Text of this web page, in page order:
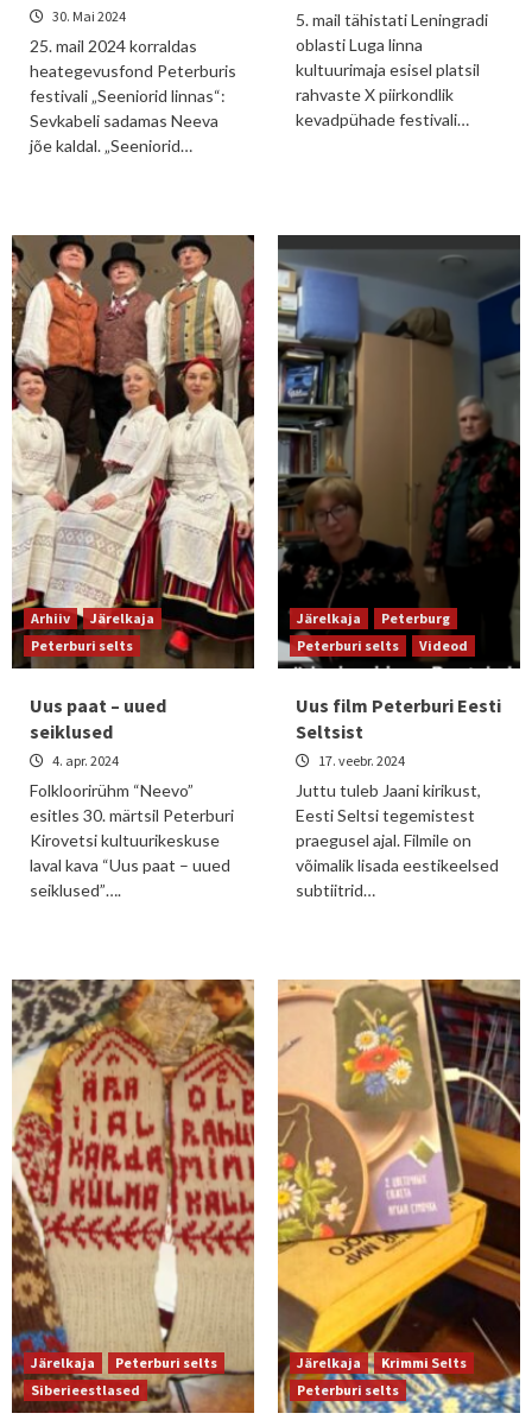
30. Mai 2024
25. mail 2024 korraldas
heategevusfond Peterburis
festivali „Seeniorid linnas“:
Sevkabeli sadamas Neeva
jõe kaldal. „Seeniorid…
5. mail tähistati Leningradi
oblasti Luga linna
kultuurimaja esisel platsil
rahvaste X piirkondlik
kevadpühade festivali…
Arhiiv
Järelkaja
Peterburi selts
Uus paat – uued
seiklused
4. apr. 2024
Folkloorirühm “Neevo”
esitles 30. märtsil Peterburi
Kirovetsi kultuurikeskuse
laval kava “Uus paat – uued
seiklused”….
Järelkaja
Peterburg
Peterburi selts
Videod
Uus film Peterburi Eesti
Seltsist
17. veebr. 2024
Juttu tuleb Jaani kirikust,
Eesti Seltsi tegemistest
praegusel ajal. Filmile on
võimalik lisada eestikeelsed
subtiitrid…
Järelkaja
Peterburi selts
Siberieestlased
Järelkaja
Krimmi Selts
Peterburi selts